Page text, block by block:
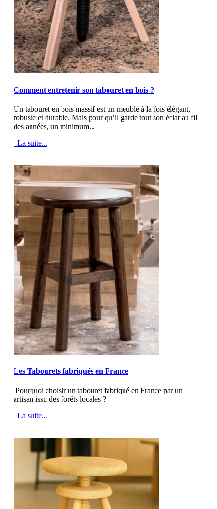
Comment entretenir son tabouret en bois ?
Un tabouret en bois massif est un meuble à la fois élégant,
robuste et durable. Mais pour qu’il garde tout son éclat au fil
des années, un minimum...
La suite...
Les Tabourets fabriqués en France
Pourquoi choisir un tabouret fabriqué en France par un
artisan issu des forêts locales ?
La suite...